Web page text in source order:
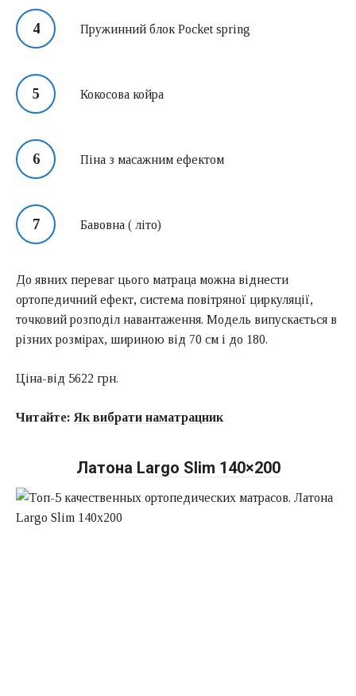
Пружинний блок Pocket spring
Кокосова койра
Піна з масажним ефектом
Бавовна ( літо)
До явних переваг цього матраца можна віднести
ортопедичний ефект, система повітряної циркуляції,
точковий розподіл навантаження. Модель випускається в
різних розмірах, шириною від 70 см і до 180.
Ціна-від 5622 грн.
Читайте: Як вибрати наматрацник
Латона Largo Slim 140×200